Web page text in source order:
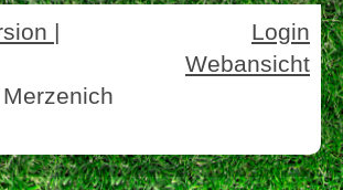
|
Login
Webansicht